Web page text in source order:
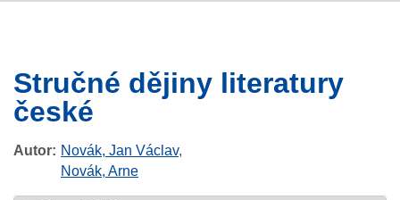
Stručné dějiny literatury
české
Autor Novák, Jan Václav,
Novák, Arne